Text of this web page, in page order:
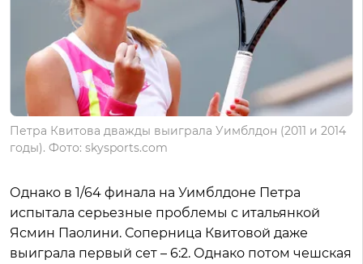
Петра Квитова дважды выиграла Уимблдон (2011 и 2014
годы). Фото: skysports.com
Однако в 1/64 финала на Уимблдоне Петра
испытала серьезные проблемы с итальянкой
Ясмин Паолини. Соперница Квитовой даже
выиграла первый сет – 6:2. Однако потом чешская